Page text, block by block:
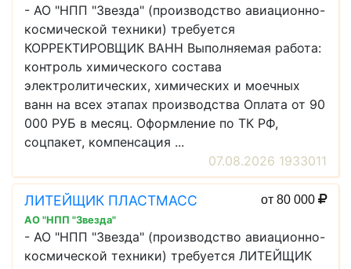
- АО "НПП "Звезда" (производство авиационно-
космической техники) требуется
КОРРЕКТИРОВЩИК ВАНН Выполняемая работа:
контроль химического состава
электролитических, химических и моечных
ванн на всех этапах производства Оплата от 90
000 РУБ в месяц. Оформление по ТК РФ,
соцпакет, компенсация ...
07.08.2026 1933011
ЛИТЕЙЩИК ПЛАСТМАСС от 80 000
АО "НПП "Звезда"
- АО "НПП "Звезда" (производство авиационно-
космической техники) требуется ЛИТЕЙЩИК